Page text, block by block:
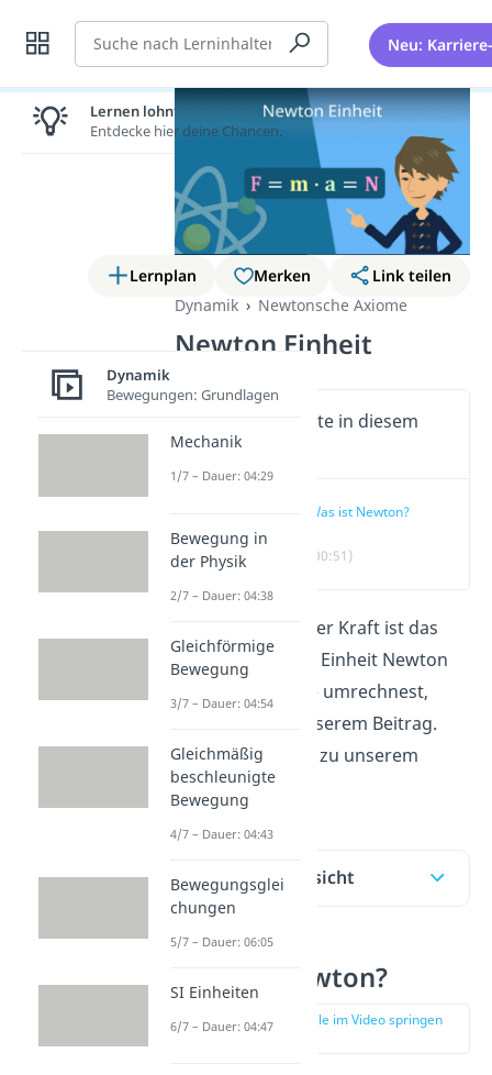
Suche Neu:
Lernplan Merken
Link teilen
Dynamik
Newtonsche Axiome
Newton Einheit
Wichtige Inhalte in diesem
Video
Was ist Newton?
(00:51)
Die Maßeinheit der Kraft ist das
Newton. Was die Einheit Newton
ist und wie du sie umrechnest,
erfährst du in unserem Beitrag.
Hier geht´s direkt zu unserem
Video!
Inhaltsübersicht
Was ist Newton?
zur Stelle im Video springen
Lernen lohnt sich!
Entdecke hier deine Chancen.
Dynamik
Bewegungen: Grundlagen
Mechanik
1/7 – Dauer: 04:29
Bewegung in
der Physik
2/7 – Dauer: 04:38
Gleichförmige
Bewegung
3/7 – Dauer: 04:54
Gleichmäßig
beschleunigte
Bewegung
4/7 – Dauer: 04:43
Bewegungsglei
chungen
5/7 – Dauer: 06:05
SI Einheiten
6/7 – Dauer: 04:47